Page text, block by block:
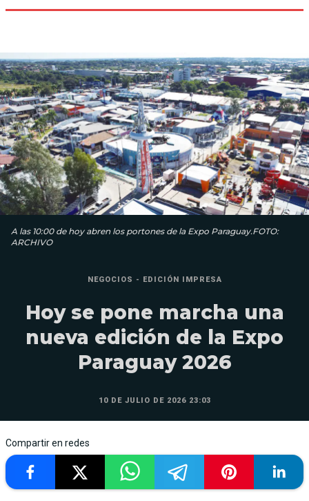
A las 10:00 de hoy abren los portones de la Expo Paraguay.FOTO:
ARCHIVO
NEGOCIOS - EDICIÓN IMPRESA
Hoy se pone marcha una
nueva edición de la Expo
Paraguay 2026
10 DE JULIO DE 2026 23:03
Compartir en redes